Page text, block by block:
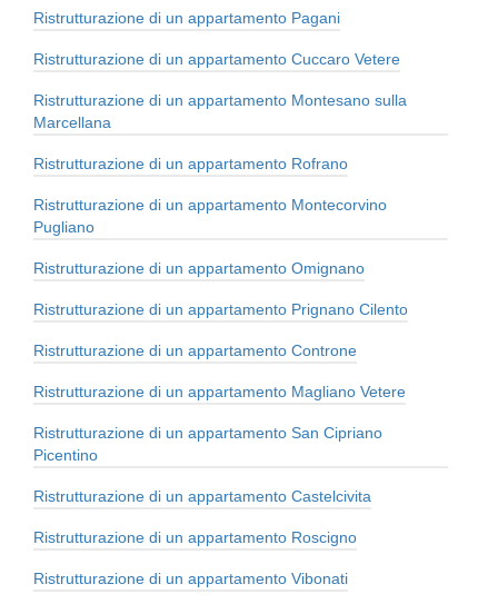
Ristrutturazione di un appartamento Pagani
Ristrutturazione di un appartamento Cuccaro Vetere
Ristrutturazione di un appartamento Montesano sulla
Marcellana
Ristrutturazione di un appartamento Rofrano
Ristrutturazione di un appartamento Montecorvino
Pugliano
Ristrutturazione di un appartamento Omignano
Ristrutturazione di un appartamento Prignano Cilento
Ristrutturazione di un appartamento Controne
Ristrutturazione di un appartamento Magliano Vetere
Ristrutturazione di un appartamento San Cipriano
Picentino
Ristrutturazione di un appartamento Castelcivita
Ristrutturazione di un appartamento Roscigno
Ristrutturazione di un appartamento Vibonati